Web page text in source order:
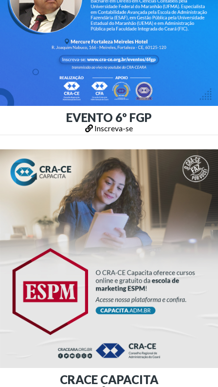
EVENTO 6º FGP
Inscreva-se
CRACE CAPACITA